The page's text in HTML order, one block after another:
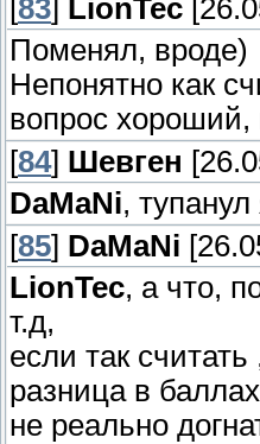
[83] LionTec
Поменял, вроде)
Непонятно как
вопрос хороший,
[84] Шевген
DaMaNi,
[85] DaMaNi
LionTec, а что,
т.д,
если так
разница в
не реально